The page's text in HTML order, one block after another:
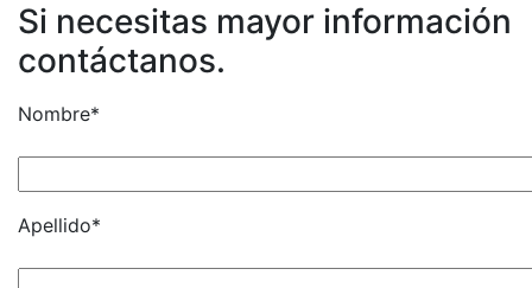
Si necesitas mayor información
contáctanos.
Nombre*
Apellido*